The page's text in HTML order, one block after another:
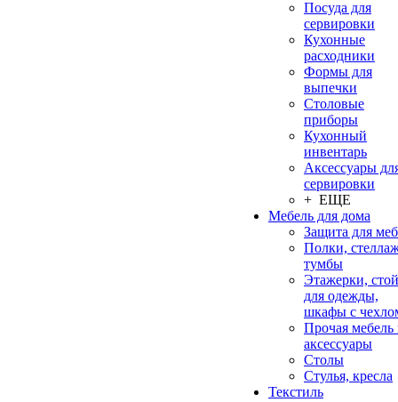
Посуда для
сервировки
Кухонные
расходники
Формы для
выпечки
Столовые
приборы
Кухонный
инвентарь
Аксессуары
сервировки
+ ЕЩЕ
Мебель для дома
Защита для
Полки,
тумбы
Этажерки,
для одежды,
шкафы с
Прочая мебель
аксессуары
Столы
Стулья, кресла
Текстиль